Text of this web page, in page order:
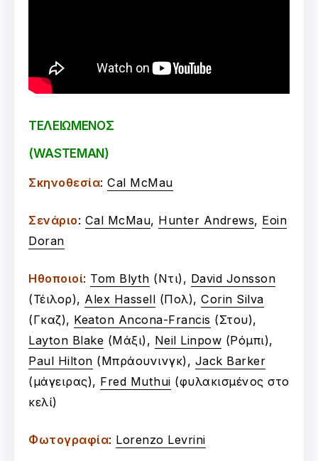
ΤΕΛΕΙΩΜΕΝΟΣ
(WASTEMAN)
Σκηνοθεσία: Cal McMau
Σενάριο: Cal McMau, Hunter Andrews, Eoin
Doran
Ηθοποιοί: Tom Blyth (Ντι), David Jonsson
(Τέιλορ), Alex Hassell (Πολ), Corin Silva
(Γκαζ), Keaton Ancona-Francis (Στου),
Layton Blake (Μάξι), Neil Linpow (Ρόμπι),
Paul Hilton (Μπράουνινγκ), Jack Barker
(μάγειρας), Fred Muthui (φυλακισμένος στο
κελί)
Φωτογραφία: Lorenzo Levrini